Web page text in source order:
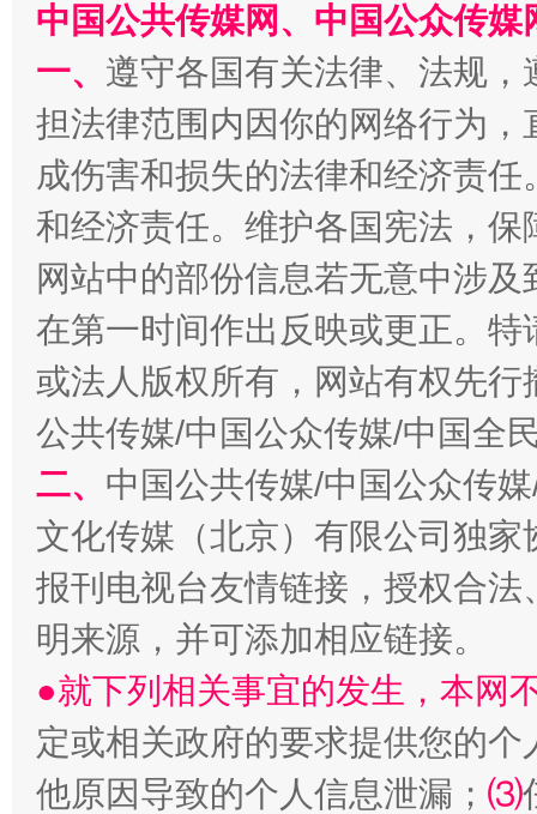
“刷贴”乱象丛生
生
中国公共传媒网、中国公众传
一、 遵守各国有关法律、法规
担法律范围内因你的网络行为
成伤害和损失的法律和经济责
和经济责任。维护各国宪法，
网站中的部份信息若无意中涉
在第一时间作出反映或更正。
或法人版权所有，网站有权先
公共传媒/中国公众传媒/中国全
二、 中国公共传媒/中国公众传
文化传媒（北京）有限公司独
报刊电视台友情链接，授权合
明来源，并可添加相应链接。
●就下列相关事宜的发生，本网
定或相关政府的要求提供您的个
他原因导致的个人信息泄漏； ⑶